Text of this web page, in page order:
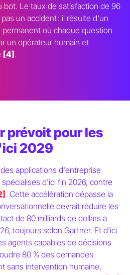
bot. Le taux de satisfaction de 96
un accident : il résulte d'un
où chaque question
un opérateur humain et
[4] .
prévoit pour les
2029
applications d'entreprise
d'ici fin 2026, contre
. Cette accélération dépasse la
devrait réduire les
de 80 milliards de dollars a
toujours selon Gartner. Et d'ici
agents capables de décisions
80 % des demandes
sans intervention humaine,